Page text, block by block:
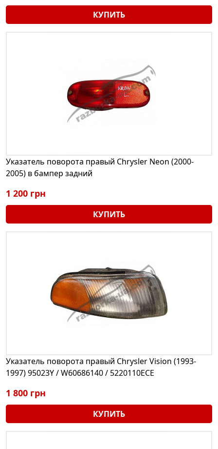
КУПИТЬ
Указатель поворота правый Chrysler Neon (2000-
2005) в бампер задний
1 200 грн
КУПИТЬ
Указатель поворота правый Chrysler Vision (1993-
1997) 95023Y / W60686140 / 5220110ECE
1 800 грн
КУПИТЬ